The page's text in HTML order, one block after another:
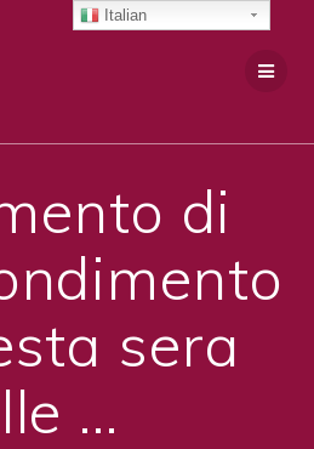
di
sera
…
Italian